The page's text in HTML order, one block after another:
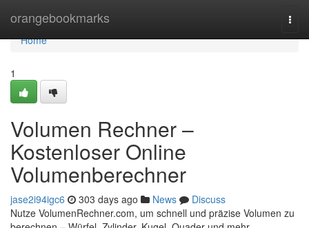
orangebookmarks
Home
Home
1
Volumen Rechner –
Kostenloser Online
Volumenberechner
jase2i94igc6 303 days ago News
Discuss
Nutze VolumenRechner.com, um schnell und präzise Volumen zu